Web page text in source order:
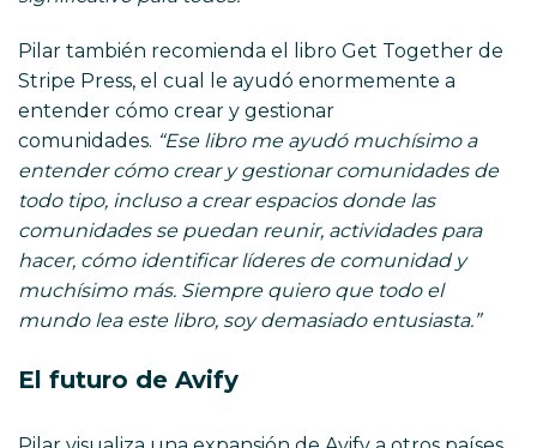
Pilar también recomienda el libro Get Together de
Stripe Press, el cual le ayudó enormemente a
entender cómo crear y gestionar
comunidades. “Ese libro me ayudó muchísimo a
entender cómo crear y gestionar comunidades de
todo tipo, incluso a crear espacios donde las
comunidades se puedan reunir, actividades para
hacer, cómo identificar líderes de comunidad y
muchísimo más. Siempre quiero que todo el
mundo lea este libro, soy demasiado entusiasta.”
El futuro de Avify